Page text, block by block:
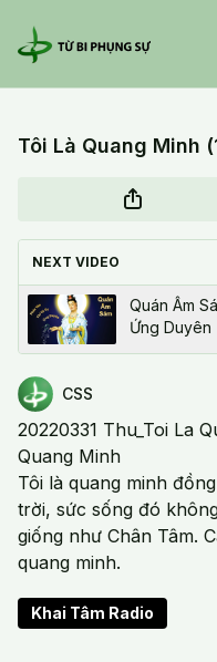
Tôi Là Quang Minh
NEXT VIDEO
Quán Âm
Ứng Duyên
CSS
20220331 Thu_Toi La
Quang Minh
Tôi là quang minh
trời, sức sống đó
giống như Chân Tâm.
quang minh.
Khai Tâm Radio